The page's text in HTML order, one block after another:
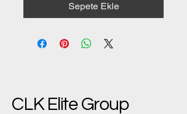
Sepete Ekle
CLK Elite Group